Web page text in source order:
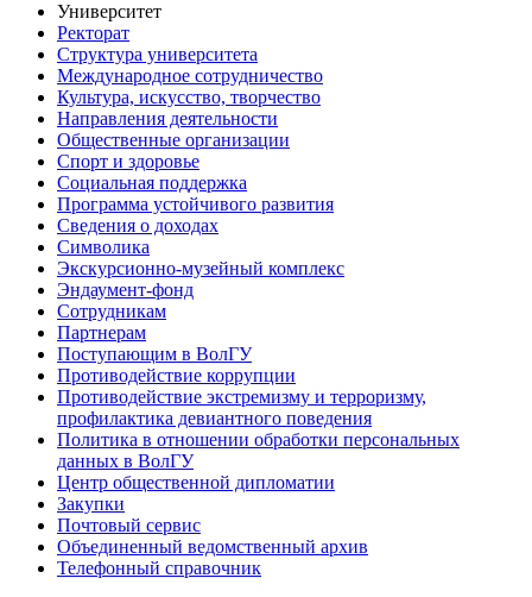
Университет
Ректорат
Структура университета
Международное сотрудничество
Культура, искусство, творчество
Направления деятельности
Общественные организации
Спорт и здоровье
Социальная поддержка
Программа устойчивого развития
Сведения о доходах
Символика
Экскурсионно-музейный комплекс
Эндаумент-фонд
Сотрудникам
Партнерам
Поступающим в ВолГУ
Противодействие коррупции
Противодействие экстремизму и терроризму,
профилактика девиантного поведения
Политика в отношении обработки персональных
данных в ВолГУ
Центр общественной дипломатии
Закупки
Почтовый сервис
Объединенный ведомственный архив
Телефонный справочник